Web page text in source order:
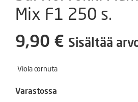
Mix F1 250 s.
9,90 € Sisältää
Viola cornuta
Varastossa